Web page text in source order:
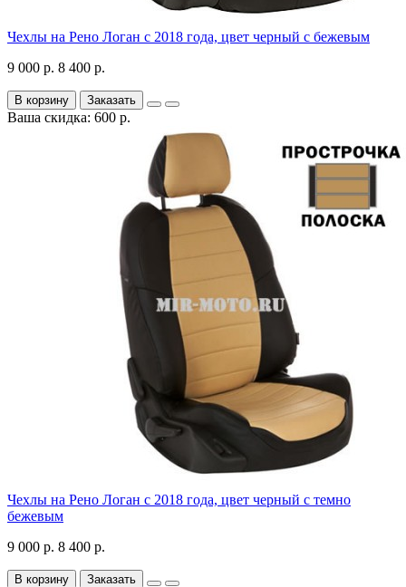
Чехлы на Рено Логан с 2018 года, цвет черный с бежевым
9 000 р. 8 400 р.
В корзину Заказать
Ваша скидка: 600 р.
Чехлы на Рено Логан с 2018 года, цвет черный с темно
бежевым
9 000 р. 8 400 р.
В корзину Заказать